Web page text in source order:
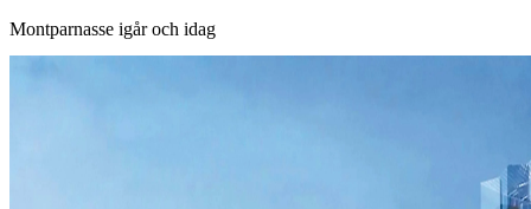
Montparnasse igår och idag